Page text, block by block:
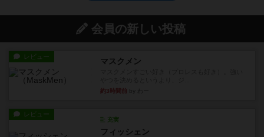
会員の新しい投稿
レビュー マスクメン
約3時間前
レビュー
充実
フィッシェン